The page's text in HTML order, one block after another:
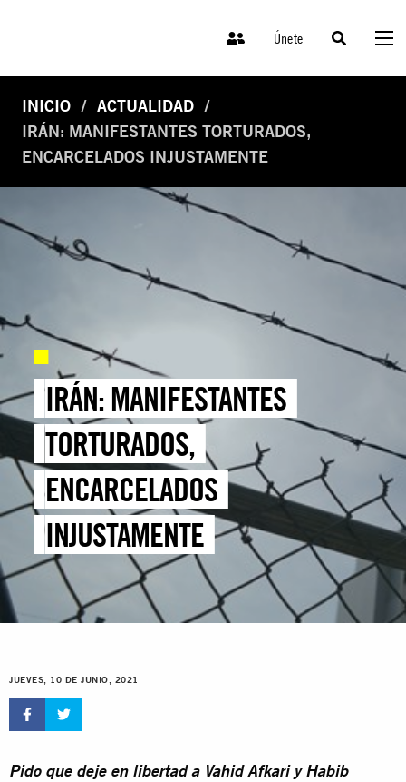
Únete
INICIO
ACTUALIDAD
IRÁN: MANIFESTANTES TORTURADOS,
ENCARCELADOS INJUSTAMENTE
IRÁN: MANIFESTANTES
TORTURADOS,
ENCARCELADOS
INJUSTAMENTE
JUEVES, 10 DE JUNIO, 2021
Pido que deje en libertad a Vahid Afkari y Habib